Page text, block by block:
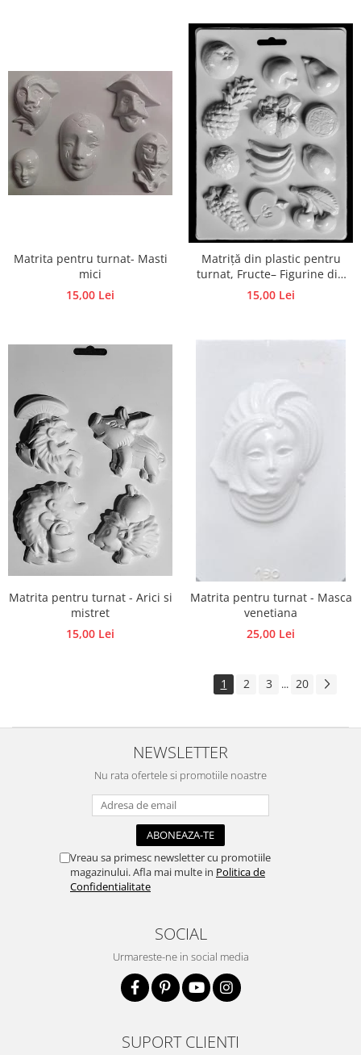
Matrita pentru turnat- Masti
mici
15,00 Lei
Matriță din plastic pentru
turnat, Fructe– Figurine din
ipsos, praf ceramic, beton,
piatră lichidă sau săpun
15,00 Lei
Matrita pentru turnat - Arici si
mistret
15,00 Lei
Matrita pentru turnat - Masca
venetiana
25,00 Lei
1 2 3 ... 20
NEWSLETTER
Nu rata ofertele si promotiile noastre
Vreau sa primesc newsletter cu promotiile
magazinului. Afla mai multe in Politica de
Confidentialitate
SOCIAL
Urmareste-ne in social media
SUPORT CLIENTI